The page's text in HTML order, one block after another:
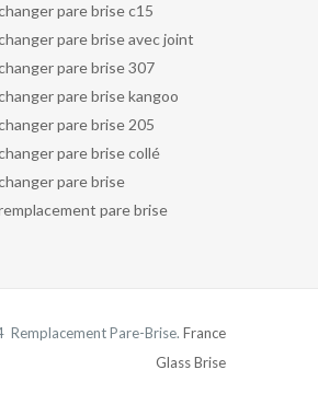
pare brise c15
pare brise avec joint
pare brise 307
pare brise kangoo
pare brise 205
pare brise collé
pare brise
pare brise
Pare-Brise. France
Glass Brise